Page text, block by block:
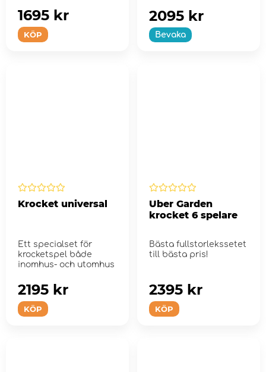
KÖP
1695 kr
Bevaka
2095 kr
Krocket universal
Ett specialset för
krocketspel både
inomhus- och utomhus
KÖP
2195 kr
Uber Garden
krocket 6 spelare
Bästa fullstorlekssetet
till bästa pris!
KÖP
2395 kr